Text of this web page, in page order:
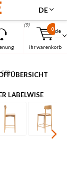
de
ihr warenkorb
0
(9)
DE
LABELWISE